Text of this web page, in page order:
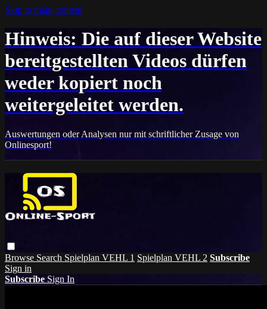
Skip to main content
Hinweis: Die auf dieser Website
bereitgestellten Videos dürfen
weder kopiert noch
weitergeleitet werden.
Auswertungen oder Analysen nur mit schriftlicher Zusage von
Onlinesport!
Browse Search Spielplan VEHL 1 Spielplan VEHL 2 Subscribe
Sign in
Subscribe Sign In